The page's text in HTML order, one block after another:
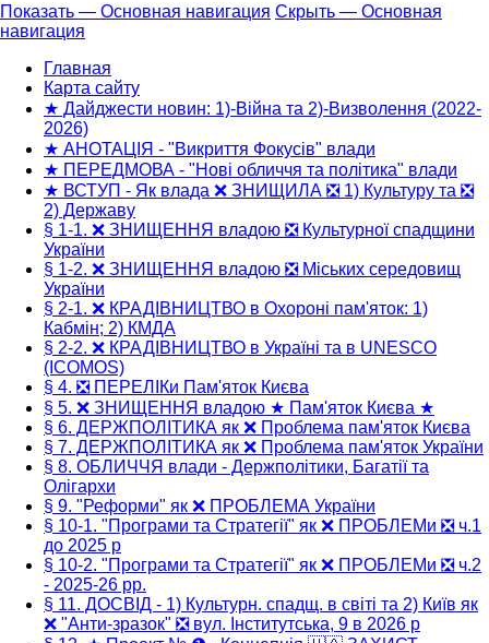
Основная
навигация
Показать — Основная навигация Скрыть — Основная
навигация
Главная
Карта сайту
★ Дайджести новин: 1)-Війна та 2)-Визволення (2022-
2026)
★ АНОТАЦІЯ - "Викриття Фокусів" влади
★ ПЕРЕДМОВА - "Нові обличчя та політика" влади
★ ВСТУП - Як влада ❌ ЗНИЩИЛА ❎ 1) Культуру та ❎
2) Державу
§ 1-1. ❌ ЗНИЩЕННЯ владою ❎ Культурної спадщини
України
§ 1-2. ❌ ЗНИЩЕННЯ владою ❎ Міських середовищ
України
§ 2-1. ❌ КРАДІВНИЦТВО в Охороні пам'яток: 1)
Кабмін; 2) КМДА
§ 2-2. ❌ КРАДІВНИЦТВО в Україні та в UNESCO
(ICOMOS)
§ 4. ❎ ПЕРЕЛІКи Пам'яток Києва
§ 5. ❌ ЗНИЩЕННЯ владою ★ Пам'яток Києва ★
§ 6. ДЕРЖПОЛІТИКА як ❌ Проблема пам'яток Києва
§ 7. ДЕРЖПОЛІТИКА як ❌ Проблема пам'яток України
§ 8. ОБЛИЧЧЯ влади - Держполітики, Багатії та
Олігархи
§ 9. "Реформи" як ❌ ПРОБЛЕМА України
§ 10-1. "Програми та Стратегії" як ❌ ПРОБЛЕМи ❎ ч.1
до 2025 р
§ 10-2. "Програми та Стратегії" як ❌ ПРОБЛЕМи ❎ ч.2
- 2025-26 рр.
§ 11. ДОСВІД - 1) Культурн. спадщ. в світі та 2) Київ як
❌ "Анти-зразок" ❎ вул. Інститутська, 9 в 2026 р